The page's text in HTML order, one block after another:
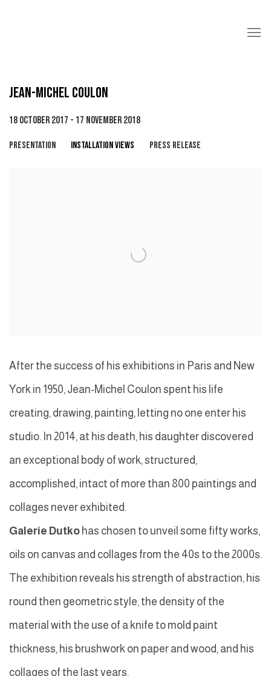
JEAN-MICHEL COULON
18 OCTOBER 2017 - 17 NOVEMBER 2018
PRESENTATION INSTALLATION VIEWS PRESS RELEASE
After the success of his exhibitions in Paris and New
York in 1950, Jean-Michel Coulon spent his life
creating, drawing, painting, letting no one enter his
studio. In 2014, at his death, his daughter discovered
an exceptional body of work, structured,
accomplished, intact of more than 800 paintings and
collages never exhibited.
Galerie Dutko has chosen to unveil some fifty works,
oils on canvas and collages from the 40s to the 2000s.
The exhibition reveals his strength of abstraction, his
round then geometric style, the density of the
material with the use of a knife to mold paint
thickness, his brushwork on paper and wood, and his
collages of the last years.